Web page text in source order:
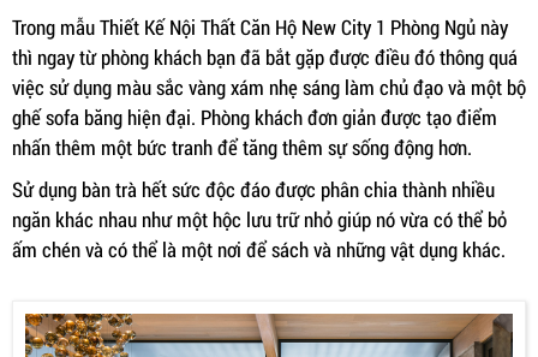
Trong mẫu Thiết Kế Nội Thất Căn Hộ New City 1 Phòng Ngủ này
thì ngay từ phòng khách bạn đã bắt gặp được điều đó thông quá
việc sử dụng màu sắc vàng xám nhẹ sáng làm chủ đạo và một bộ
ghế sofa băng hiện đại. Phòng khách đơn giản được tạo điểm
nhấn thêm một bức tranh để tăng thêm sự sống động hơn.
Sử dụng bàn trà hết sức độc đáo được phân chia thành nhiều
ngăn khác nhau như một hộc lưu trữ nhỏ giúp nó vừa có thể bỏ
ấm chén và có thể là một nơi để sách và những vật dụng khác.